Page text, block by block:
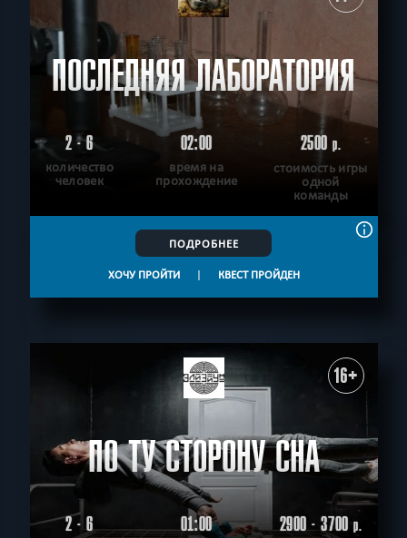
ПОСЛЕДНЯЯ ЛАБОРАТОРИЯ
2 - 6
количество
человек
02:00
время на
прохождение
2500р.
стоимость игры
одной
команды
ПОДРОБНЕЕ
ХОЧУ ПРОЙТИ | КВЕСТ ПРОЙДЕН
16+
ПО ТУ СТОРОНУ СНА
2 - 6 01:00 2900 - 3700р.